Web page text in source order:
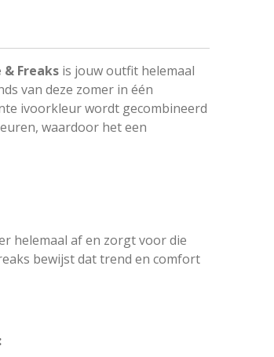
& Freaks is jouw outfit helemaal
van deze zomer in één
ivoorkleur wordt gecombineerd
waardoor het een
helemaal af en zorgt voor die
bewijst dat trend en comfort